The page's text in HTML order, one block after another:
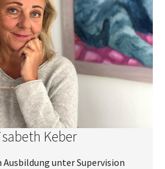
Keber
unter Supervision